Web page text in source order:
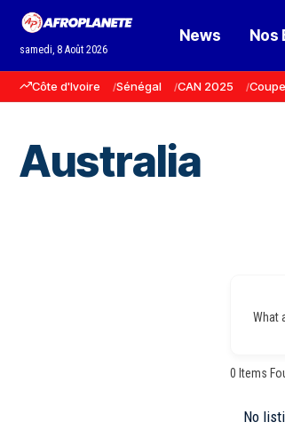
samedi, 8 Août 2026
News Nos
Côte d'Ivoire Sénégal CAN 2025
Australia
What
0 Items
No